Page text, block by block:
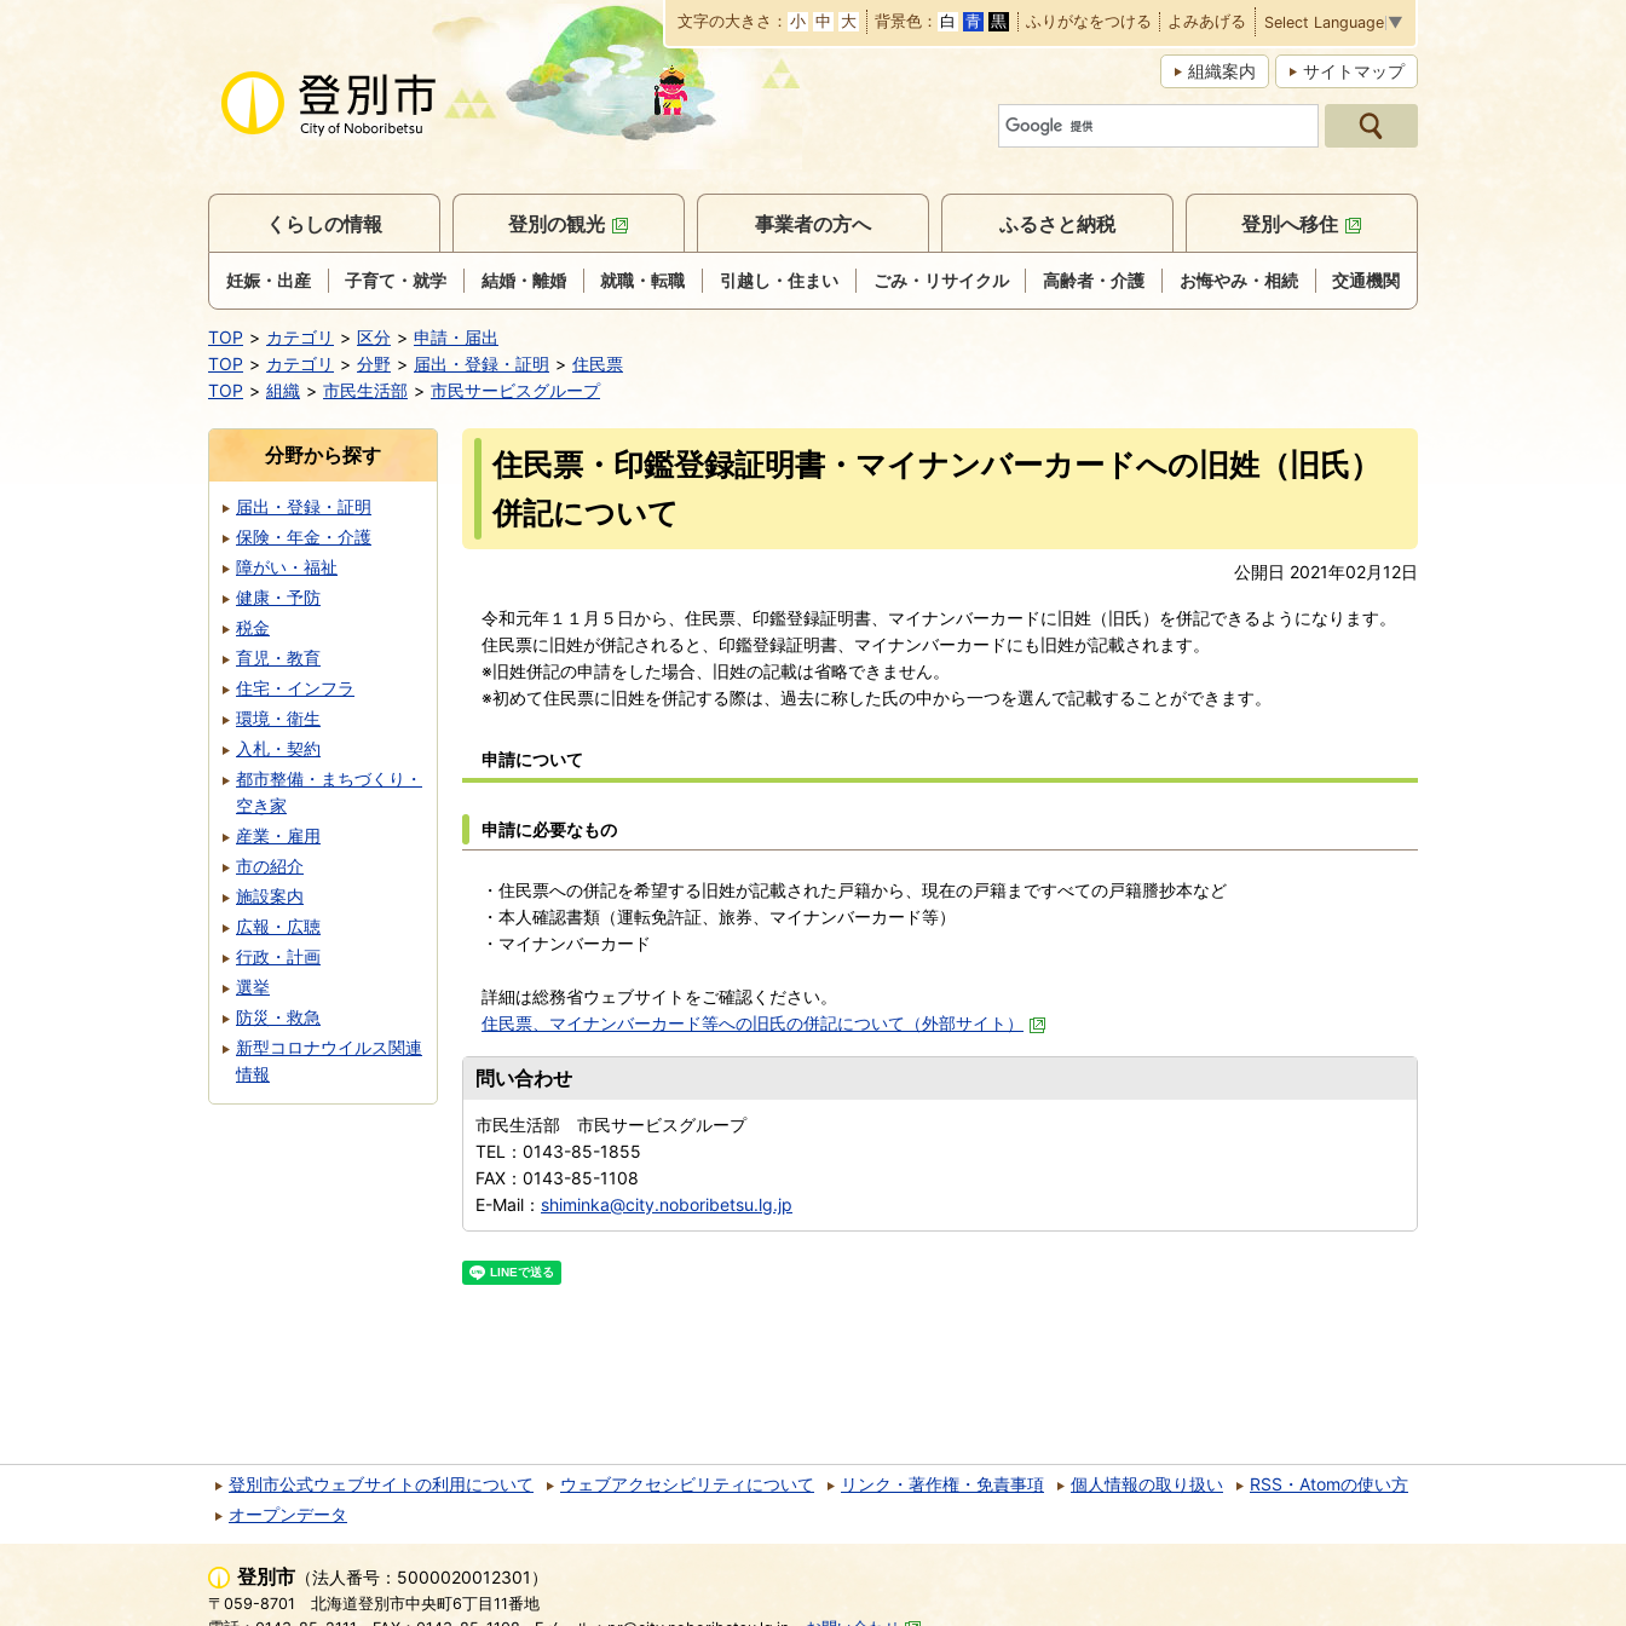
本
文
へ
移
動
文字の大きさ 小 中 大 背景色 白 青 黒 ふりがなをつける よみあげる Select Language ▼
組織案内 サイトマップ
くらしの情報
妊娠・出産 子育て・就学 結婚・離婚 就職・転職 引越し・住まい ごみ・リサイクル 高齢者・介護 お悔やみ・相続 交通機関
登別の観光 事業者の方へ ふるさと納税 登別へ移住
TOP カテゴリ 区分
申請・届出
TOP
カテゴリ 分野 届出・登録・証明
住民票
TOP
組織 市民生活部 市民サービスグループ
住民票・印鑑登録証明書・マイナンバーカードへの旧姓（旧氏）
併記について
公開日 2021年02月12日
令和元年１１月５日から、住民票、印鑑登録証明書、マイナンバーカードに旧姓（旧氏）を併記できるようになります。
住民票に旧姓が併記されると、印鑑登録証明書、マイナンバーカードにも旧姓が記載されます。
※旧姓併記の申請をした場合、旧姓の記載は省略できません。
※初めて住民票に旧姓を併記する際は、過去に称した氏の中から一つを選んで記載することができます。
申請について
申請に必要なもの
・住民票への併記を希望する旧姓が記載された戸籍から、現在の戸籍まですべての戸籍謄抄本など
・本人確認書類（運転免許証、旅券、マイナンバーカード等）
・マイナンバーカード
詳細は総務省ウェブサイトをご確認ください。
住民票、マイナンバーカード等への旧氏の併記について（外部サイト）
問い合わせ
市民生活部 市民サービスグループ
TEL： 0143-85-1855
FAX： 0143-85-1108
E-Mail： shiminka@city.noboribetsu.lg.jp
分野から探す
届出・登録・証明
保険・年金・介護
障がい・福祉
健康・予防
税金
育児・教育
住宅・インフラ
環境・衛生
入札・契約
都市整備・まちづくり・
空き家
産業・雇用
市の紹介
施設案内
広報・広聴
行政・計画
選挙
防災・救急
新型コロナウイルス関連
情報
登別市公式ウェブサイトの利用について ウェブアクセシビリティについて リンク・著作権・免責事項 個人情報の取り扱い
RSS・Atomの使い方
オープンデータ
登別市 （法人番号：5000020012301）
〒059-8701
北海道登別市中央町6丁目11番地